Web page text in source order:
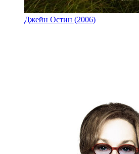
Джейн Остин (2006)